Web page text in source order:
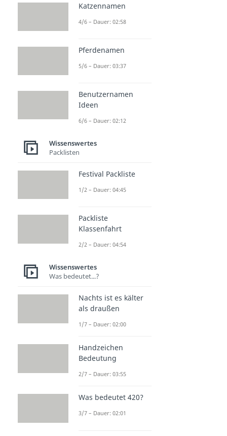
Katzennamen
4/6 – Dauer: 02:58
Pferdenamen
5/6 – Dauer: 03:37
Benutzernamen
Ideen
6/6 – Dauer: 02:12
Wissenswertes
Packlisten
Festival Packliste
1/2 – Dauer: 04:45
Packliste
Klassenfahrt
2/2 – Dauer: 04:54
Wissenswertes
Was bedeutet...?
Nachts ist es kälter
als draußen
1/7 – Dauer: 02:00
Handzeichen
Bedeutung
2/7 – Dauer: 03:55
Was bedeutet 420?
3/7 – Dauer: 02:01